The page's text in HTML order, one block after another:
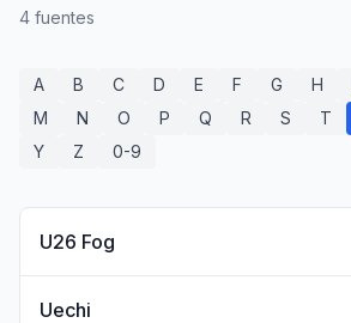
4 fuentes
A B C D E F G H
M
N O P Q R S T
Y
Z 0-9
U26 Fog
Uechi